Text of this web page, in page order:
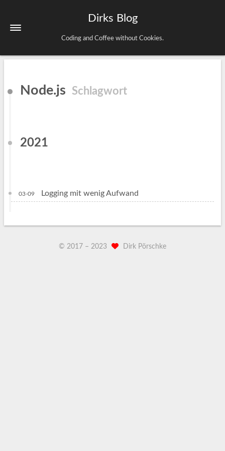
Dirks Blog
Coding and Coffee without Cookies.
Schlagwörter
Node.js Schlagwort
2021
03-09 Logging mit wenig Aufwand
© 2017 – 2023 Dirk Pörschke